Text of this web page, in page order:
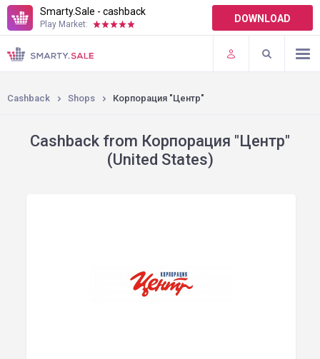
Smarty.Sale - cashback
Play Market: DOWNLOAD
TERMS OF USE
PLUGINS
Cashback Shops Корпорация "Центр"
Cashback from Корпорация "Центр"
(United States)